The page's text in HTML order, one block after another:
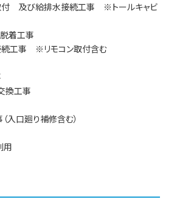
付 及び給排水接続工事 ※トールキャビ
着工事
続工事 ※リモコン取付含む
換工事
入口廻り補修含む）
用